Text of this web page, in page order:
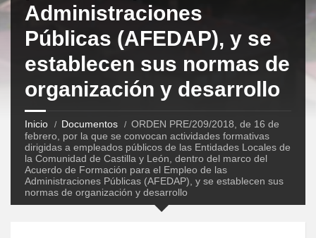
Administraciones
Públicas (AFEDAP), y se
establecen sus normas de
organización y desarrollo
Inicio Documentos
ORDEN PRE/209/2018, de 16 de
febrero, por la que se convocan actividades formativas
dirigidas a empleados públicos de las Entidades Locales de
la Comunidad de Castilla y León, dentro del marco del
Acuerdo de Formación para el Empleo de las
Administraciones Públicas (AFEDAP), y se establecen sus
normas de organización y desarrollo